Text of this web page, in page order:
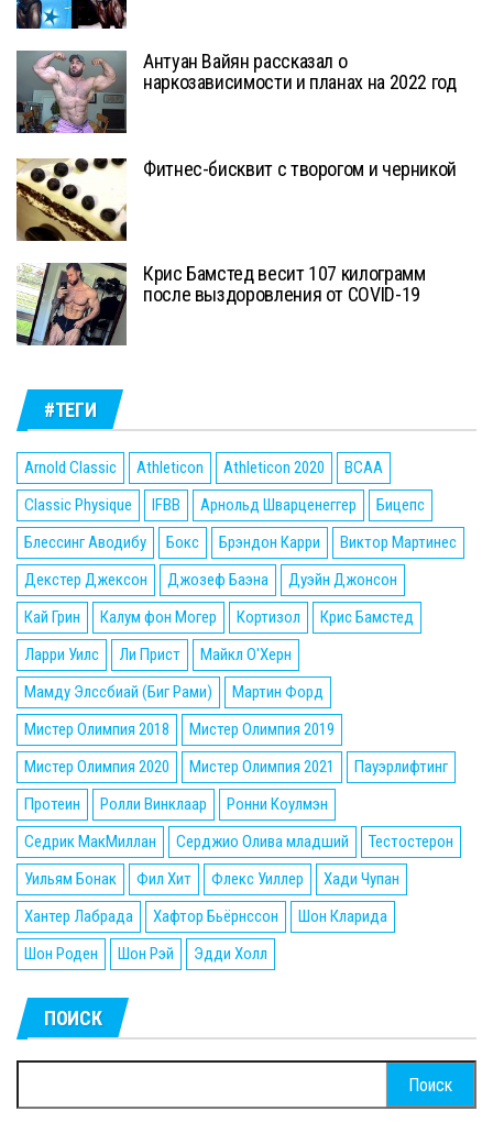
Антуан Вайян рассказал о
наркозависимости и планах на 2022 год
Фитнес-бисквит с творогом и черникой
Крис Бамстед весит 107 килограмм
после выздоровления от COVID-19
#ТЕГИ
Arnold Classic Athleticon Athleticon 2020
BCAA
Classic Physique
IFBB Арнольд Шварценеггер
Бицепс
Блессинг Аводибу
Бокс Брэндон Карри
Виктор Мартинес
Декстер Джексон
Джозеф Баэна
Дуэйн Джонсон
Кай Грин
Калум фон Могер Кортизол
Крис Бамстед
Ларри Уилс
Ли Прист
Майкл О'Херн
Мамду Элссбиай (Биг Рами)
Мартин Форд
Мистер Олимпия 2018
Мистер Олимпия 2019
Мистер Олимпия 2020
Мистер Олимпия 2021
Пауэрлифтинг
Протеин
Ролли Винклаар
Ронни Коулмэн
Седрик МакМиллан
Серджио Олива младший
Тестостерон
Уильям Бонак
Фил Хит Флекс Уиллер
Хади Чупан
Хантер Лабрада
Хафтор Бьёрнссон
Шон Кларида
Шон Роден
Шон Рэй Эдди Холл
ПОИСК